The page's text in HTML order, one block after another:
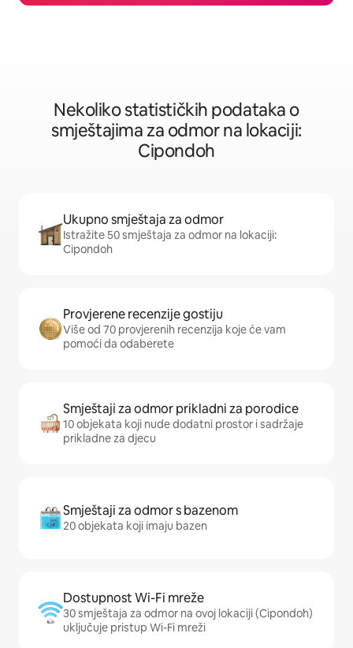
Nekoliko statističkih podataka o
smještajima za odmor na lokaciji:
Cipondoh
Ukupno smještaja za odmor
Istražite 50 smještaja za odmor na lokaciji:
Cipondoh
Provjerene recenzije gostiju
Više od 70 provjerenih recenzija koje će vam
pomoći da odaberete
Smještaji za odmor prikladni za porodice
10 objekata koji nude dodatni prostor i sadržaje
prikladne za djecu
Smještaji za odmor s bazenom
20 objekata koji imaju bazen
Dostupnost Wi-Fi mreže
30 smještaja za odmor na ovoj lokaciji (Cipondoh)
uključuje pristup Wi-Fi mreži